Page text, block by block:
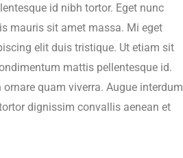
id nibh tortor. Eget nunc
mauris sit amet massa. Mi eget
elit duis tristique. Ut etiam sit
mattis pellentesque id.
quam viverra. Augue interdum
dignissim convallis aenean et